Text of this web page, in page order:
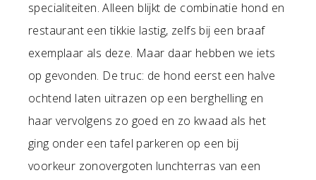
specialiteiten. Alleen blijkt de combinatie hond en
restaurant een tikkie lastig, zelfs bij een braaf
exemplaar als deze. Maar daar hebben we iets
op gevonden. De truc: de hond eerst een halve
ochtend laten uitrazen op een berghelling en
haar vervolgens zo goed en zo kwaad als het
ging onder een tafel parkeren op een bij
voorkeur zonovergoten lunchterras van een